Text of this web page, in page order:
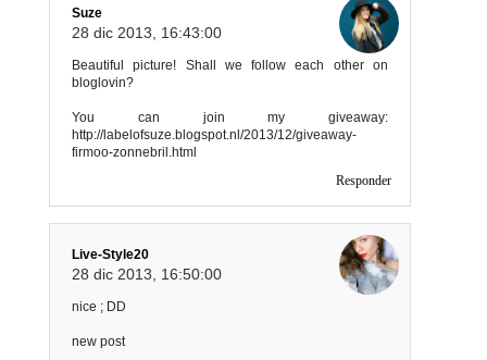
Suze
28 dic 2013, 16:43:00
Beautiful picture! Shall we follow each other on
bloglovin?
You can join my giveaway:
http://labelofsuze.blogspot.nl/2013/12/giveaway-
firmoo-zonnebril.html
Responder
Live-Style20
28 dic 2013, 16:50:00
nice ; DD
new post